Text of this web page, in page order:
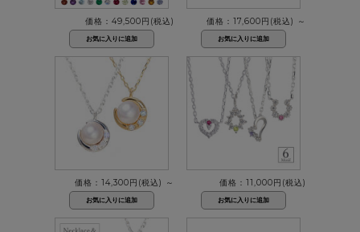
価格：49,500円(税込) 価格：17,600円(税込) ～
価格：14,300円(税込) ～ 価格：11,000円(税込)